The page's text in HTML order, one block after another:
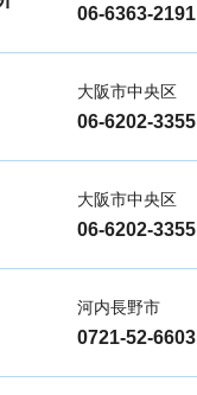
06-6363-2191
大阪市中央区
06-6202-3355
大阪市中央区
06-6202-3355
河内長野市
0721-52-6603